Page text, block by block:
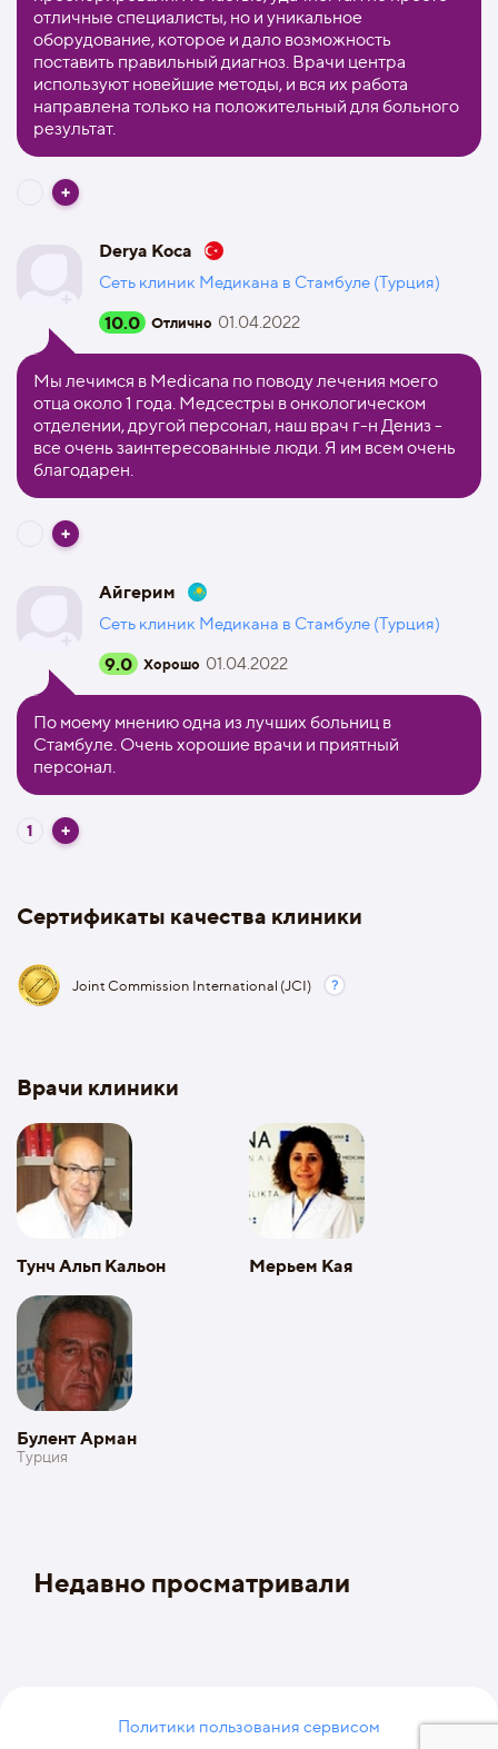
отличные специалисты, но и уникальное
оборудование, которое и дало возможность
поставить правильный диагноз. Врачи центра
используют новейшие методы, и вся их работа
направлена только на положительный для больного
результат.
Derya Koca
Сеть клиник Медикана в Стамбуле (Турция)
10.0 Отлично 01.04.2022
Мы лечимся в Medicana по поводу лечения моего
отца около 1 года. Медсестры в онкологическом
отделении, другой персонал, наш врач г-н Дениз -
все очень заинтересованные люди. Я им всем очень
благодарен.
Айгерим
Сеть клиник Медикана в Стамбуле (Турция)
9.0 Хорошо 01.04.2022
По моему мнению одна из лучших больниц в
Стамбуле. Очень хорошие врачи и приятный
персонал.
1
Сертификаты качества клиники
Joint Commission International (JCI)
Врачи клиники
Тунч Альп Кальон Мерьем Кая
Булент Арман
Турция
Недавно просматривали
Политики пользования сервисом